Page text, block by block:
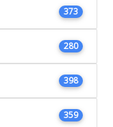
373
280
398
359